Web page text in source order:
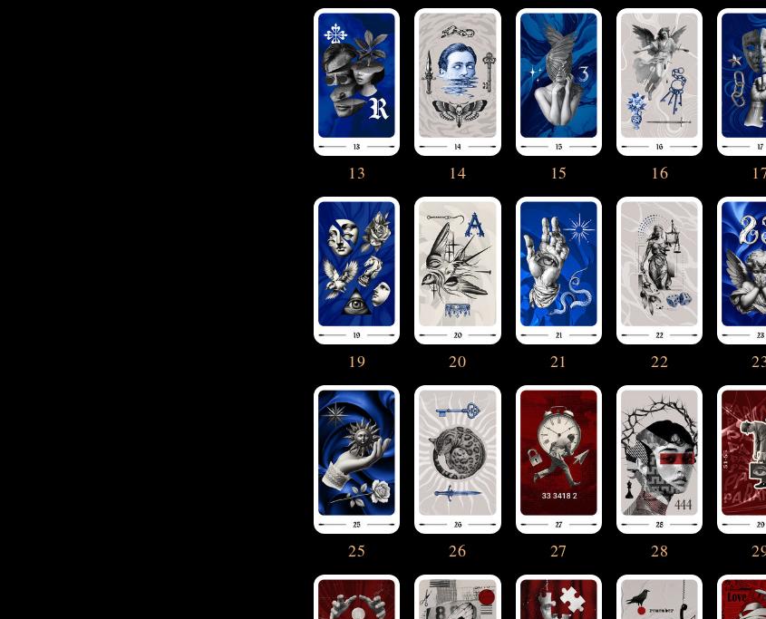
13 14 15 16
19 20 21 22
25 26 27 28